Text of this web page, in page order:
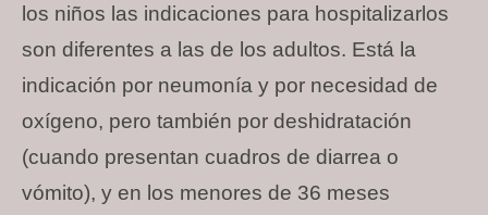
los niños las indicaciones para hospitalizarlos
son diferentes a las de los adultos. Está la
indicación por neumonía y por necesidad de
oxígeno, pero también por deshidratación
(cuando presentan cuadros de diarrea o
vómito), y en los menores de 36 meses